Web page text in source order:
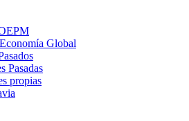
Global
Pasadas
propias